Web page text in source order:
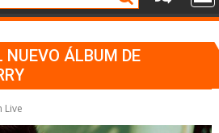
NUEVO ÁLBUM DE
Live